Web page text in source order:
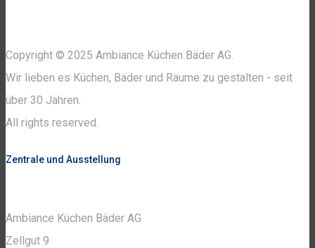
Copyright © 2025 Ambiance Küchen Bäder AG.
Wir lieben es Küchen, Bäder und Räume zu gestalten - seit
über 30 Jahren.
All rights reserved.
Zentrale und Ausstellung
Ambiance Küchen Bäder AG
Zellgut 9